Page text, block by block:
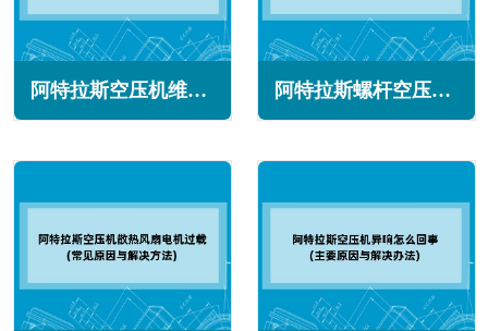
阿特拉斯空压机维修保养要使用原厂配件耗材的原因 阿特拉斯螺杆空压机三滤堵塞怎么回事(常见原因与解决办法)